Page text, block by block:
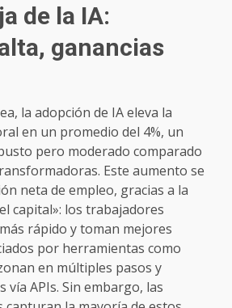
de la IA:
ganancias
la adopción de IA eleva la
en un promedio del 4%, un
pero moderado comparado
Este aumento se
neta de empleo, gracias a la
capital»: los trabajadores
rápido y toman mejores
por herramientas como
en múltiples pasos y
vía APIs. Sin embargo, las